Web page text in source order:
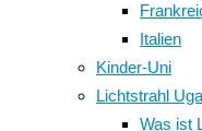
Italien
Kinder-Uni
Lichtstrahl
Was ist